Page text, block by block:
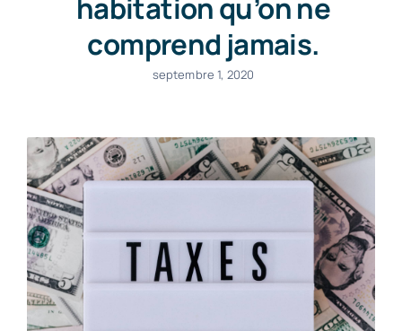
habitation qu’on ne
comprend jamais.
septembre 1, 2020